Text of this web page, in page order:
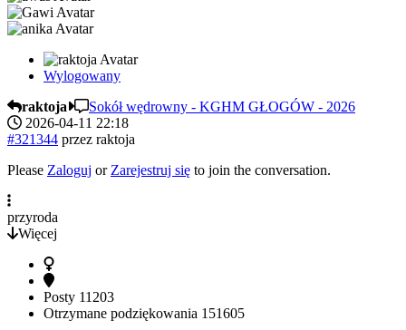
Wylogowany
raktoja
Sokół wędrowny - KGHM GŁOGÓW - 2026
2026-04-11 22:18
#321344 przez raktoja
Please Zaloguj or Zarejestruj się to join the conversation.
przyroda
Więcej
Posty 11203
Otrzymane podziękowania 151605